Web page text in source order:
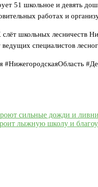
51 школьное и девять
работах и
школьных лесничеств
специалистов
#НижегородскаяОбласть
сильные дожди и
лыжную школу и